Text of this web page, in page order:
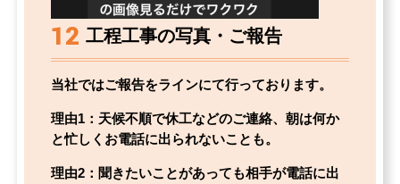
12 工程工事の写真・ご報告
当社ではご報告をラインにて行っております。
理由1：天候不順で休工などのご連絡、朝は何か
と忙しくお電話に出られないことも。
理由2：聞きたいことがあっても相手が電話に出